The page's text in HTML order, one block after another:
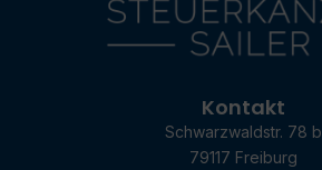
Kontakt
Schwarzwaldstr. 78 b
79117 Freiburg